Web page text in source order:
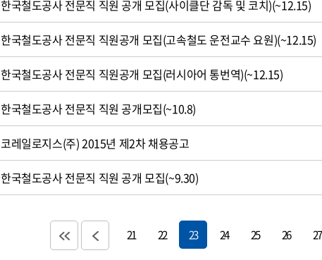
한국철도공사 전문직 직원 공개 모집(사이클단 감독 및 코치)(~12.15)
한국철도공사 전문직 직원공개 모집(고속철도 운전교수 요원)(~12.15)
한국철도공사 전문직 직원공개 모집(러시아어 통번역)(~12.15)
한국철도공사 전문직 직원 공개모집(~10.8)
코레일로지스(주) 2015년 제2차 채용공고
한국철도공사 전문직 직원 공개 모집(~9.30)
21 22 23 24 25 26 27